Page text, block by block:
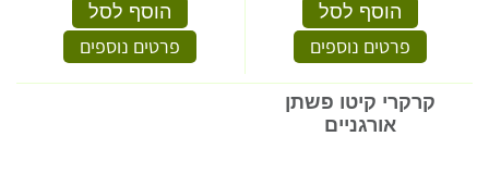
הוסף לסל
פרטים נוספים
הוסף לסל
פרטים נוספים
קרקרי קיטו פשתן
אורגניים